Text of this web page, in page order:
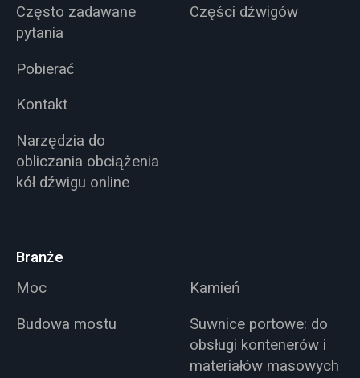
Często zadawane
pytania
Pobierać
Kontakt
Narzędzia do
obliczania obciążenia
kół dźwigu online
Części dźwigów
Branże
Moc
Kamień
Budowa mostu
Suwnice portowe: do
obsługi kontenerów i
materiałów masowych